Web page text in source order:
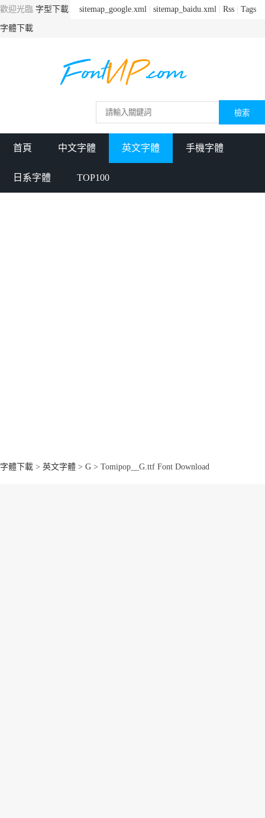
sitemap_google.xml sitemap_baidu.xml Rss Tags
歡迎光臨 字型下載
字體下載
首頁 中文字體 英文字體 手機字體
日系字體 TOP100
字體下載 > 英文字體 > G > Tomipop__G.ttf Font Download